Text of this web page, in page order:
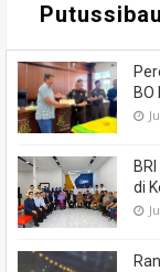
Putussibau
di